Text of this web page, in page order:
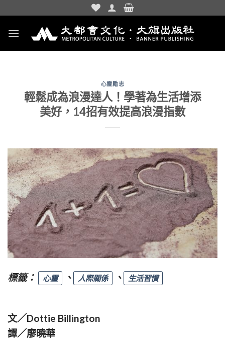
to
content
心靈勵志
輕鬆成為浪漫達人！學著為生活增添
美好，14招有效提高浪漫指數
標籤： 心靈 、 人際關係 、 生活習慣
文／Dottie Billington
譯／廖曉華